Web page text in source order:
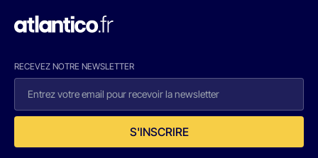
RECEVEZ NOTRE NEWSLETTER
S'INSCRIRE